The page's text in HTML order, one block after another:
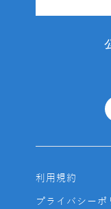
利用規約
プライバシーポ